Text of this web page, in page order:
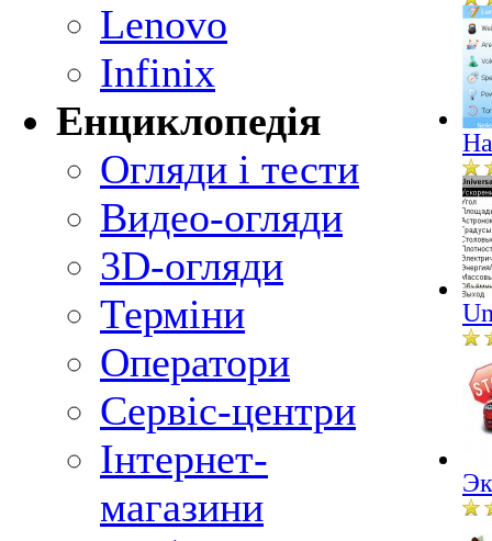
Lenovo
Infinix
Енциклопедія
Огляди і тести
Видео-огляди
3D-огляди
Терміни
Оператори
Сервіс-центри
Інтернет-
магазини